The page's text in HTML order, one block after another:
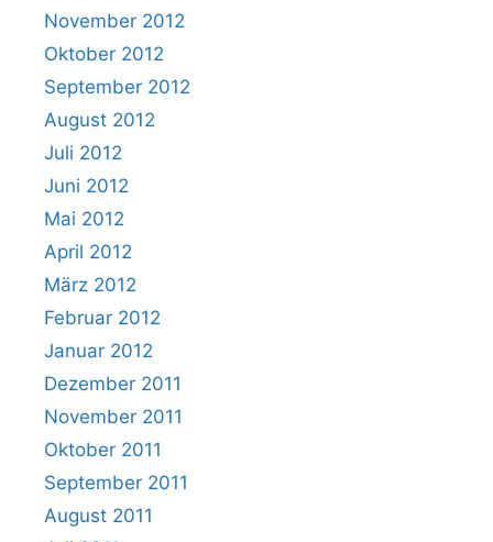
November 2012
Oktober 2012
September 2012
August 2012
Juli 2012
Juni 2012
Mai 2012
April 2012
März 2012
Februar 2012
Januar 2012
Dezember 2011
November 2011
Oktober 2011
September 2011
August 2011